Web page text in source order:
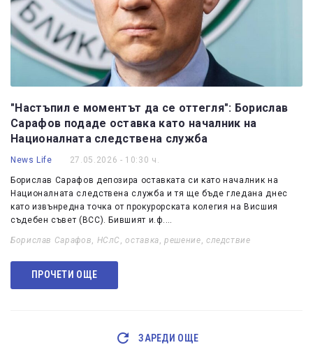
"Настъпил е моментът да се оттегля": Борислав
Сарафов подаде оставка като началник на
Националната следствена служба
News Life 27.05.2026 - 10:30 ч.
Борислав Сарафов депозира оставката си като началник на
Националната следствена служба и тя ще бъде гледана днес
като извънредна точка от прокурорската колегия на Висшия
съдебен съвет (ВСС). Бившият и.ф.…
Борислав Сарафов НСлС ,оставка ,решение следствие
ПРОЧЕТИ ОЩЕ
ЗАРЕДИ ОЩЕ